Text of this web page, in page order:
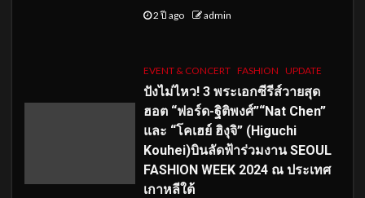
2 ปี ago admin
EVENT & CONCERT FASHION UPDATE
ปังไม่ไหว! 3 พระเอกซีรีส์วายสุด
ฮอต “ฟอร์ด-ฐิติพงศ์”“Nat Chen”
และ “โคเฮย์ ฮิงุจิ” (Higuchi
Kouhei)บินลัดฟ้าร่วมงาน SEOUL
FASHION WEEK 2024 ณ ประเทศ
เกาหลีใต้